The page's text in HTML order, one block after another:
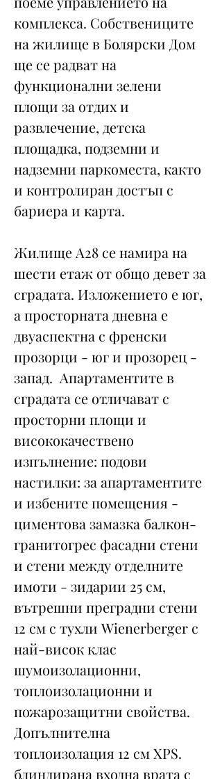
комплекса. Собствениците
на жилище в Болярски Дом
ще се радват на
функционални зелени
площи за отдих и
развлечение, детска
площадка, подземни и
надземни паркоместа, както
и контролиран достъп с
бариера и карта.
Жилище А28 се намира на
шести етаж от общо девет за
сградата. Изложението е юг,
а просторната дневна е
двуаспектна с френски
прозорци - юг и прозорец -
запад. Апартаментите в
сградата се отличават с
просторни площи и
висококачествено
изпълнение: подови
настилки: за апартаментите
и избените помещения -
циментова замазка балкон-
гранитогрес фасадни стени
и стени между отделните
имоти - зидарии 25 см,
вътрешни преградни стени
12 см с тухли Wienerberger с
най-висок клас
шумоизолационни,
топлоизолационни и
пожарозащитни свойства.
Допълнителна
топлоизолация 12 см XPS.
блиндирана входна врата с